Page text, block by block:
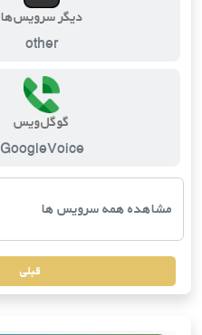
دیگر سرویس‌ها
other
گوگل‌ویس
GoogleVoice
قبلی